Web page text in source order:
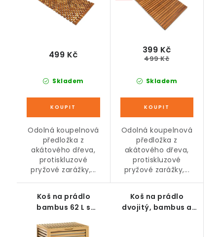
Skladem
499 Kč
Odolná koupelnová
předložka z
akátového dřeva,
protiskluzové
pryžové zarážky,...
Skladem
399 Kč
499 Kč
Odolná koupelnová
předložka z
akátového dřeva,
protiskluzové
pryžové zarážky,...
Koš na prádlo
bambus 62 L s
Koš na prádlo
dvojitý, bambus a